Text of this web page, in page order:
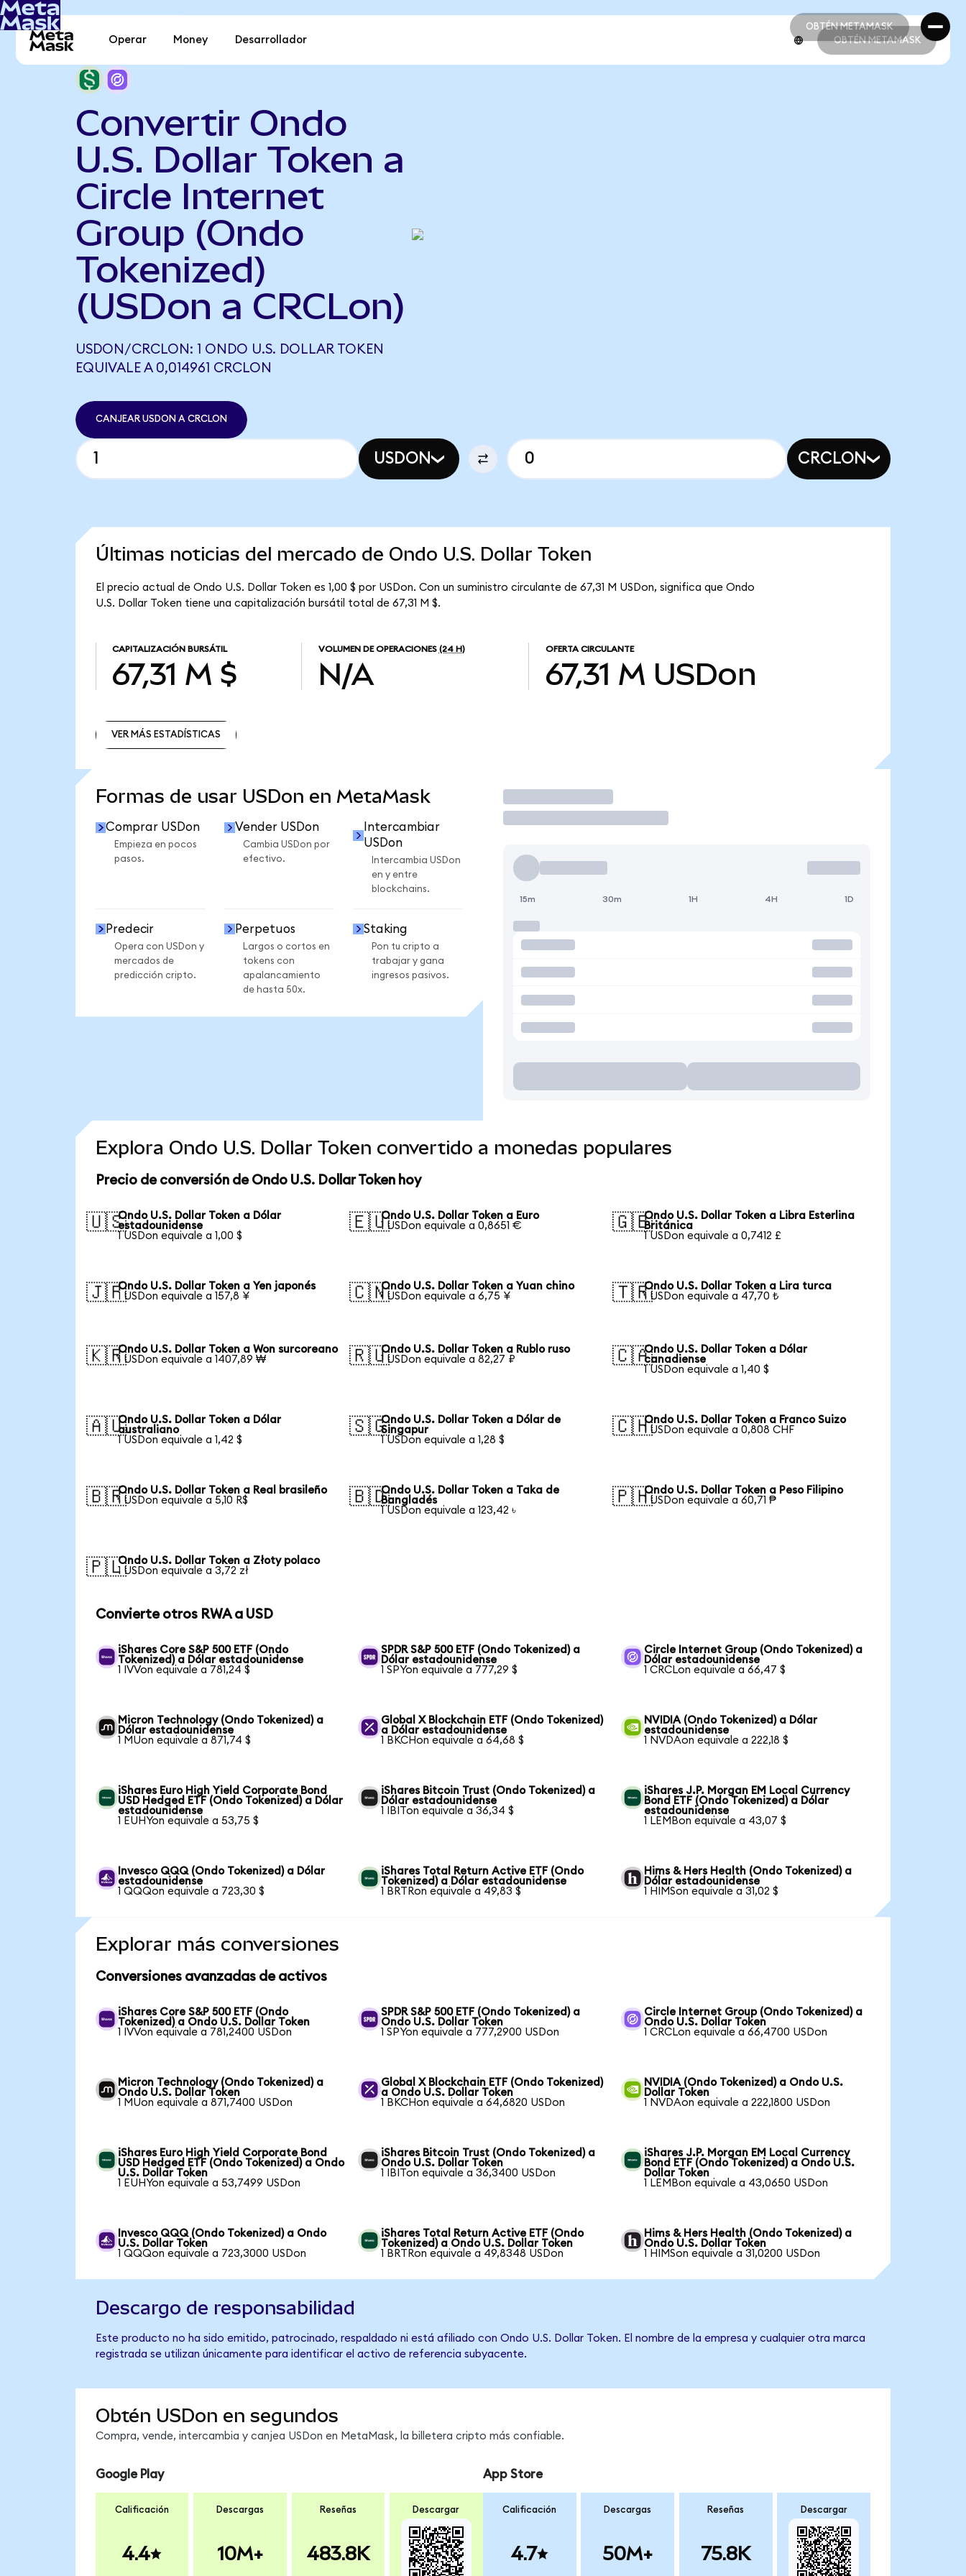
OBTÉN METAMASK
OBTÉN METAMASK
Operar Money Desarrollador OBTÉN METAMASK
Convertir Ondo
U.S. Dollar Token a
Circle Internet
Group (Ondo
Tokenized)
(USDon a CRCLon)
USDON/CRCLON: 1 ONDO U.S. DOLLAR TOKEN
EQUIVALE A 0,014961 CRCLON
CANJEAR USDON A CRCLON
USDON CRCLON
Últimas noticias del mercado de Ondo U.S. Dollar Token
El precio actual de Ondo U.S. Dollar Token es 1,00 $ por USDon. Con un suministro circulante de 67,31 M USDon, significa que Ondo
U.S. Dollar Token tiene una capitalización bursátil total de 67,31 M $.
CAPITALIZACIÓN BURSÁTIL
67,31 M $
VOLUMEN DE OPERACIONES (24 H)
N/A
OFERTA CIRCULANTE
67,31 M USDon
VER MÁS ESTADÍSTICAS
Formas de usar USDon en MetaMask
Comprar USDon
Empieza en pocos
pasos.
Vender USDon
Cambia USDon por
efectivo.
Intercambiar
USDon
Intercambia USDon
en y entre
blockchains.
Predecir
Opera con USDon y
mercados de
predicción cripto.
Perpetuos
Largos o cortos en
tokens con
apalancamiento
de hasta 50x.
Staking
Pon tu cripto a
trabajar y gana
ingresos pasivos.
Operar
15m 30m 1H 4H 1D
Explora Ondo U.S. Dollar Token convertido a monedas populares
Precio de conversión de Ondo U.S. Dollar Token hoy
🇺🇸Ondo U.S. Dollar Token a Dólar
estadounidense
1 USDon equivale a 1,00 $
🇪🇺Ondo U.S. Dollar Token a Euro
1 USDon equivale a 0,8651 €
🇬🇧Ondo U.S. Dollar Token a Libra Esterlina
Británica
1 USDon equivale a 0,7412 £
🇯🇵Ondo U.S. Dollar Token a Yen japonés
1 USDon equivale a 157,8 ¥
🇨🇳Ondo U.S. Dollar Token a Yuan chino
1 USDon equivale a 6,75 ¥
🇹🇷Ondo U.S. Dollar Token a Lira turca
1 USDon equivale a 47,70 ₺
🇰🇷Ondo U.S. Dollar Token a Won surcoreano
1 USDon equivale a 1407,89 ₩
🇷🇺Ondo U.S. Dollar Token a Rublo ruso
1 USDon equivale a 82,27 ₽
🇨🇦Ondo U.S. Dollar Token a Dólar
canadiense
1 USDon equivale a 1,40 $
🇦🇺Ondo U.S. Dollar Token a Dólar
australiano
1 USDon equivale a 1,42 $
🇸🇬Ondo U.S. Dollar Token a Dólar de
Singapur
1 USDon equivale a 1,28 $
🇨🇭Ondo U.S. Dollar Token a Franco Suizo
1 USDon equivale a 0,808 CHF
🇧🇷Ondo U.S. Dollar Token a Real brasileño
1 USDon equivale a 5,10 R$
🇧🇩Ondo U.S. Dollar Token a Taka de
Bangladés
1 USDon equivale a 123,42 ৳
🇵🇭Ondo U.S. Dollar Token a Peso Filipino
1 USDon equivale a 60,71 ₱
🇵🇱Ondo U.S. Dollar Token a Złoty polaco
1 USDon equivale a 3,72 zł
Convierte otros RWA a USD
iShares Core S&P 500 ETF (Ondo
Tokenized) a Dólar estadounidense
1 IVVon equivale a 781,24 $
SPDR S&P 500 ETF (Ondo Tokenized) a
Dólar estadounidense
1 SPYon equivale a 777,29 $
Circle Internet Group (Ondo Tokenized) a
Dólar estadounidense
1 CRCLon equivale a 66,47 $
Micron Technology (Ondo Tokenized) a
Dólar estadounidense
1 MUon equivale a 871,74 $
Global X Blockchain ETF (Ondo Tokenized)
a Dólar estadounidense
1 BKCHon equivale a 64,68 $
NVIDIA (Ondo Tokenized) a Dólar
estadounidense
1 NVDAon equivale a 222,18 $
iShares Euro High Yield Corporate Bond
USD Hedged ETF (Ondo Tokenized) a Dólar
estadounidense
1 EUHYon equivale a 53,75 $
iShares Bitcoin Trust (Ondo Tokenized) a
Dólar estadounidense
1 IBITon equivale a 36,34 $
iShares J.P. Morgan EM Local Currency
Bond ETF (Ondo Tokenized) a Dólar
estadounidense
1 LEMBon equivale a 43,07 $
Invesco QQQ (Ondo Tokenized) a Dólar
estadounidense
1 QQQon equivale a 723,30 $
iShares Total Return Active ETF (Ondo
Tokenized) a Dólar estadounidense
1 BRTRon equivale a 49,83 $
Hims & Hers Health (Ondo Tokenized) a
Dólar estadounidense
1 HIMSon equivale a 31,02 $
Explorar más conversiones
Conversiones avanzadas de activos
iShares Core S&P 500 ETF (Ondo
Tokenized) a Ondo U.S. Dollar Token
1 IVVon equivale a 781,2400 USDon
SPDR S&P 500 ETF (Ondo Tokenized) a
Ondo U.S. Dollar Token
1 SPYon equivale a 777,2900 USDon
Circle Internet Group (Ondo Tokenized) a
Ondo U.S. Dollar Token
1 CRCLon equivale a 66,4700 USDon
Micron Technology (Ondo Tokenized) a
Ondo U.S. Dollar Token
1 MUon equivale a 871,7400 USDon
Global X Blockchain ETF (Ondo Tokenized)
a Ondo U.S. Dollar Token
1 BKCHon equivale a 64,6820 USDon
NVIDIA (Ondo Tokenized) a Ondo U.S.
Dollar Token
1 NVDAon equivale a 222,1800 USDon
iShares Euro High Yield Corporate Bond
USD Hedged ETF (Ondo Tokenized) a Ondo
U.S. Dollar Token
1 EUHYon equivale a 53,7499 USDon
iShares Bitcoin Trust (Ondo Tokenized) a
Ondo U.S. Dollar Token
1 IBITon equivale a 36,3400 USDon
iShares J.P. Morgan EM Local Currency
Bond ETF (Ondo Tokenized) a Ondo U.S.
Dollar Token
1 LEMBon equivale a 43,0650 USDon
Invesco QQQ (Ondo Tokenized) a Ondo
U.S. Dollar Token
1 QQQon equivale a 723,3000 USDon
iShares Total Return Active ETF (Ondo
Tokenized) a Ondo U.S. Dollar Token
1 BRTRon equivale a 49,8348 USDon
Hims & Hers Health (Ondo Tokenized) a
Ondo U.S. Dollar Token
1 HIMSon equivale a 31,0200 USDon
Descargo de responsabilidad
Este producto no ha sido emitido, patrocinado, respaldado ni está afiliado con Ondo U.S. Dollar Token. El nombre de la empresa y cualquier otra marca
registrada se utilizan únicamente para identificar el activo de referencia subyacente.
Obtén USDon en segundos
Compra, vende, intercambia y canjea USDon en MetaMask, la billetera cripto más confiable.
Google Play
Calificación
4.4
Descargas
10M+
Reseñas
483.8K
Descargar
App Store
Calificación
4.7
Descargas
50M+
Reseñas
75.8K
Descargar